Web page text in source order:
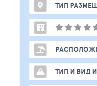
ТИП
ТИП И ВИД